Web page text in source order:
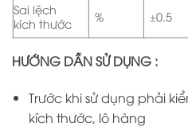
Sai lệch
kích thước
% ±0.5
HƯỚNG DẪN SỬ DỤNG :
Trước khi sử dụng phải
kích thước, lô hàng